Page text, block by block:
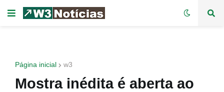
Página inicial w3
Mostra inédita é aberta ao